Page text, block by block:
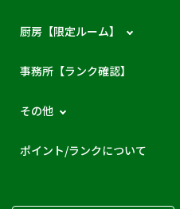
厨房【限定ルーム】
事務所【ランク確認】
その他
ポイント/ランクについて